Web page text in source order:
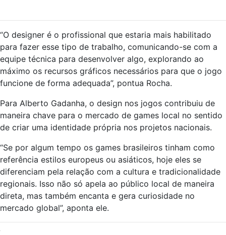
“O designer é o profissional que estaria mais habilitado
para fazer esse tipo de trabalho, comunicando-se com a
equipe técnica para desenvolver algo, explorando ao
máximo os recursos gráficos necessários para que o jogo
funcione de forma adequada”, pontua Rocha.
Para Alberto Gadanha, o design nos jogos contribuiu de
maneira chave para o mercado de games local no sentido
de criar uma identidade própria nos projetos nacionais.
“Se por algum tempo os games brasileiros tinham como
referência estilos europeus ou asiáticos, hoje eles se
diferenciam pela relação com a cultura e tradicionalidade
regionais. Isso não só apela ao público local de maneira
direta, mas também encanta e gera curiosidade no
mercado global”, aponta ele.